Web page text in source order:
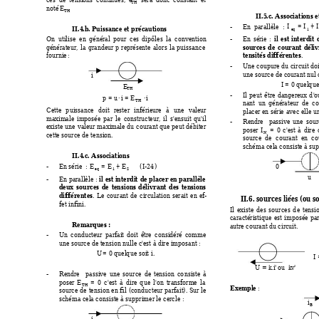
TH
noté ETH
II.4.b. Puissance et précautions
On utilise en général pour ces dipôles la convention
générateur, la grandeur p représente alors la puissance
fournie :
ETH
i
i
E
i
u
p ⋅
=
⋅
= TH
Cette puissance doit rester inférieure à une valeur
maximale imposée par le constructeur, il s'ensuit qu'il
existe une valeur maximale du courant que peut débiter
cette source de tension.
II.4.c. Associations
- En série  : 2
1
eq E
E
E +
=
     (I-24
)
-
En parallèle : il est interdit de placer en parallèle
deux sources de tensions délivrant des tensions
différentes. Le courant de circulation serait en ef-
fet infini.
Remarques :
- Un conducteur parfait doit être considéré comme
une source de tension nulle c'est à dire imposant :
U = 0 quelque soit i.
- Rendre passive une source de tension consiste à
poser ETH = 0 c'est à dire que l'on transforme la
source de tension en fil (conducteur parfait). Sur le
schéma cela consiste à supprimer le cercle :
II.5.c. Associations
- En  parallèle : 1
eq I
I
I +
=
- En série : il est interdit
sources de courant déliv
tensités différentes.
-
Une coupure du circuit
une source de courant
I = 0 quelq
-
Il peut être dangereux d
nant un générateur de
placer en série avec elle
-
Rendre passive une
poser IN = 0 c'est à dire
source de courant  en  co
schéma cela consiste à
u
0
II.6. sources liées (ou
Il existe des sources de
caractéristique est imposée
autre courant du circuit.
U = k.i' ou kv'
I
Exemple :
iB